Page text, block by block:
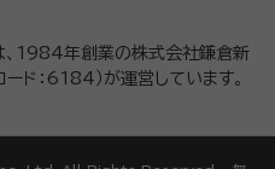
、1984年創業の株式会社鎌倉新
ード：6184）が運営しています。